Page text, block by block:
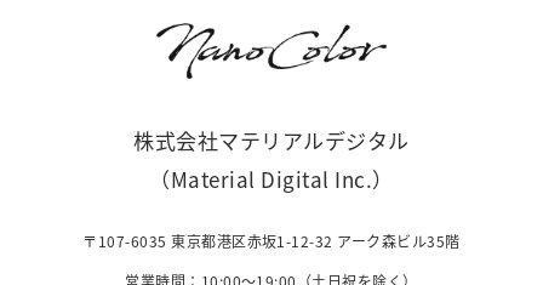
株式会社マテリアルデジタル
（Material Digital Inc.）
〒107-6035 東京都港区赤坂1-12-32 アーク森ビル35階
営業時間：10:00〜19:00（土日祝を除く）